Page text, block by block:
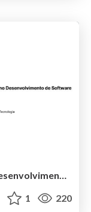
Git: Introdução e Importância no Desenvolvimento de Software
1 220